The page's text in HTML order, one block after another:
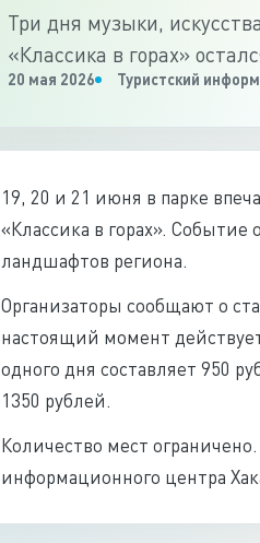
Три дня музыки,
«Классика в горах»
20 мая 2026 Туристский
19, 20 и 21 июня в парке
«Классика в горах».
ландшафтов региона.
Организаторы сообщают о
настоящий момент
одного дня составляет 950
1350 рублей.
Количество мест
информационного центра